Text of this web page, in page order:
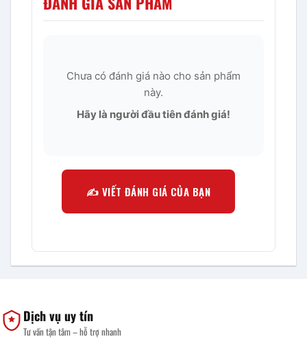
Chưa có đánh giá nào cho sản phẩm
này.
Hãy là người đầu tiên đánh giá!
✍️ VIẾT ĐÁNH GIÁ CỦA BẠN
Dịch vụ uy tín
Tư vấn tận tâm – hỗ trợ nhanh